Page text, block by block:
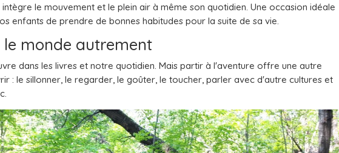
le mouvement et le plein air à même son quotidien. Une occasion idéale
enfants de prendre de bonnes habitudes pour la suite de sa vie.
le monde autrement
dans les livres et notre quotidien. Mais partir à l'aventure offre une autre
: le sillonner, le regarder, le goûter, le toucher, parler avec d'autre cultures et